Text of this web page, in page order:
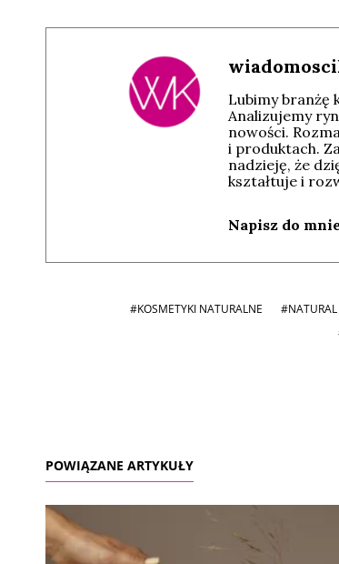
Lubimy branżę
Analizujemy
nowości.
i produktach.
nadzieję, że
kształtuje i
Napisz do
#KOSMETYKI NATURALNE
POWIĄZANE ARTYKUŁY